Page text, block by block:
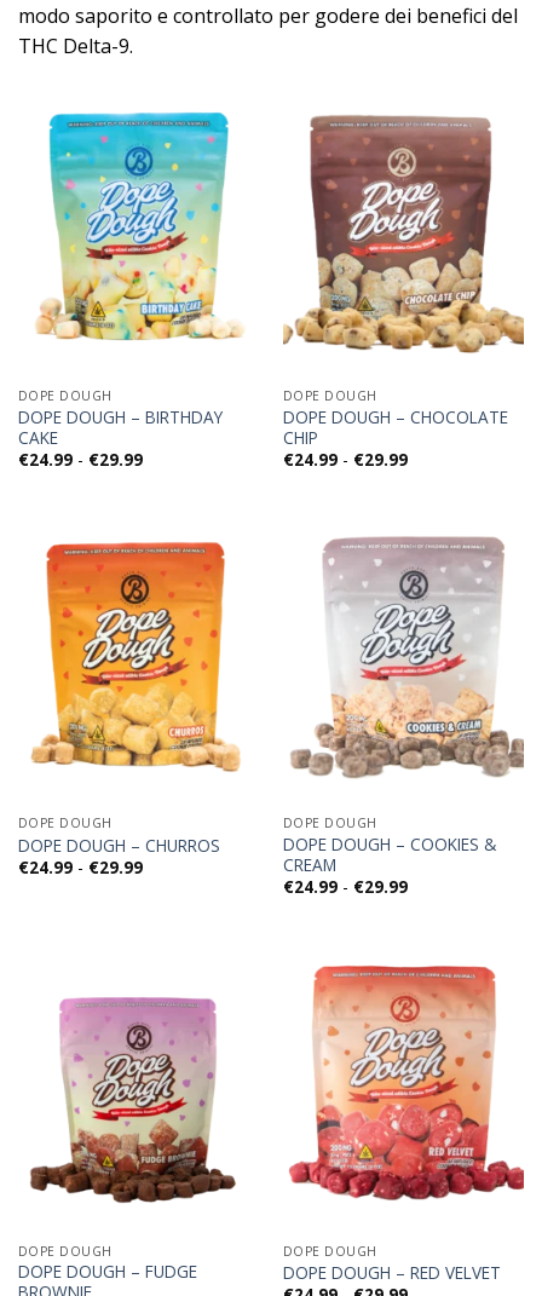
modo saporito e controllato per godere dei benefici del
THC Delta-9. ​
DOPE DOUGH
DOPE DOUGH – BIRTHDAY
CAKE
€24.99 - €29.99Fascia
a
€29.99
DOPE DOUGH
DOPE DOUGH – CHOCOLATE
CHIP
€24.99 - €29.99Fascia
a
€29.99
DOPE DOUGH
DOPE DOUGH – CHURROS
€24.99 - €29.99Fascia
DOPE DOUGH
DOPE DOUGH – COOKIES &
CREAM
€24.99 - €29.99Fascia
a
€29.99
DOPE DOUGH
DOPE DOUGH – FUDGE
DOPE DOUGH
DOPE DOUGH – RED VELVET